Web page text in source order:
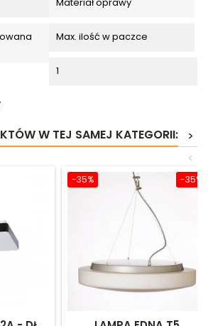
Max. ilość w paczce
1
W TEJ SAMEJ KATEGORII:
>
<
-35%
-35%